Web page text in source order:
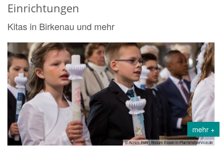
Einrichtungen
Kitas in Birkenau und mehr
mehr +
© Achim Pohl | Bistum Essen in Pfarrbriefservice.de